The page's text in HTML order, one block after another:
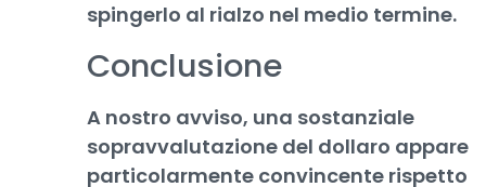
spingerlo al rialzo nel medio termine.
Conclusione
A nostro avviso, una sostanziale
sopravvalutazione del dollaro appare
particolarmente convincente rispetto